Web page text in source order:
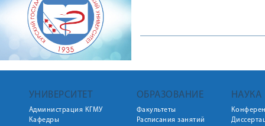
УНИВЕРСИТЕТ
Администрация КГМУ
Кафедры
ОБРАЗОВАНИЕ
Факультеты
Расписания занятий
НАУКА